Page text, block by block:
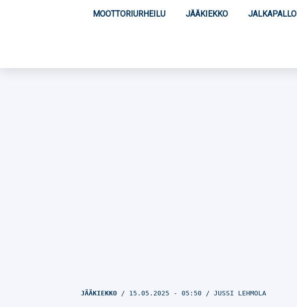
MOOTTORIURHEILU JÄÄKIEKKO JALKAPALLO
JÄÄKIEKKO 15.05.2025 - 05:50 JUSSI LEHMOLA